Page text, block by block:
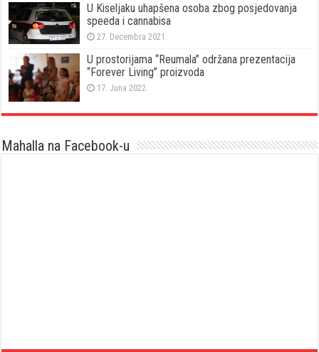
U Kiseljaku uhapšena osoba zbog posjedovanja
speeda i cannabisa
27. Decembra 2021.
U prostorijama “Reumala” održana prezentacija
“Forever Living” proizvoda
17. Juna 2022.
Mahalla na Facebook-u